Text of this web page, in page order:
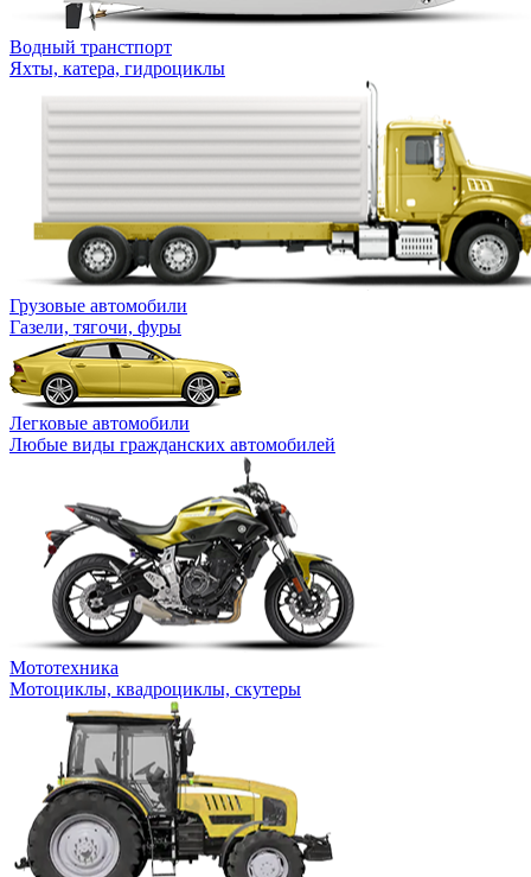
Водный транстпорт
Яхты, катера, гидроциклы
Грузовые автомобили
Газели, тягочи, фуры
Легковые автомобили
Любые виды гражданских автомобилей
Мототехника
Мотоциклы, квадроциклы, скутеры